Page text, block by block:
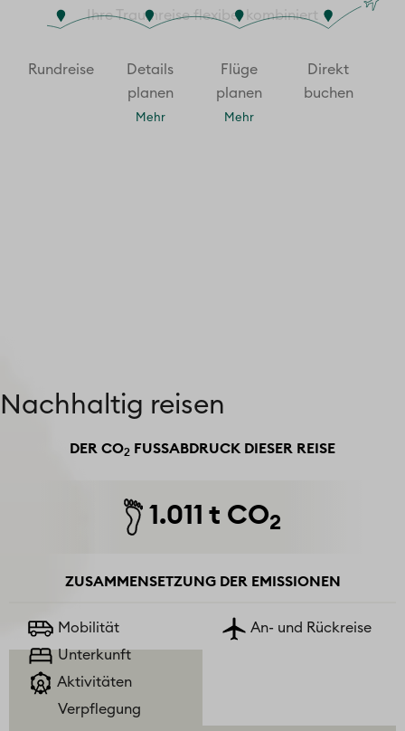
Ihre Traumreise flexibel kombiniert
Rund­reise
Details
planen
Mehr
Flüge
planen
Mehr
Direkt
buchen
Nachhaltig reisen
DER CO2 FUSSABDRUCK DIESER REISE
1.011 t CO2
ZUSAMMENSETZUNG DER EMISSIONEN
Mobilität
Unterkunft
Aktivitäten
Verpflegung
An- und Rückreise